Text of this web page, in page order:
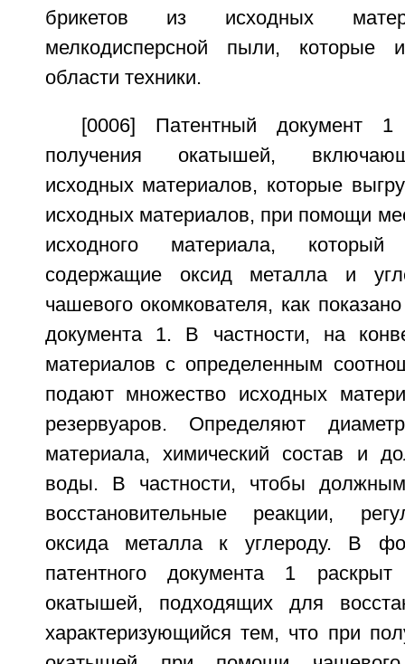
брикетов из исходных
мелкодисперсной пыли, которые
области техники.
[0006] Патентный документ 1
получения окатышей,
исходных материалов, которые
исходных материалов, при помощи
исходного материала,
содержащие оксид металла и
чашевого окомкователя, как
документа 1. В частности, на
материалов с определенным
подают множество исходных
резервуаров. Определяют
материала, химический состав и
воды. В частности, чтобы
восстановительные реакции,
оксида металла к углероду. В
патентного документа 1
окатышей, подходящих для
характеризующийся тем, что при